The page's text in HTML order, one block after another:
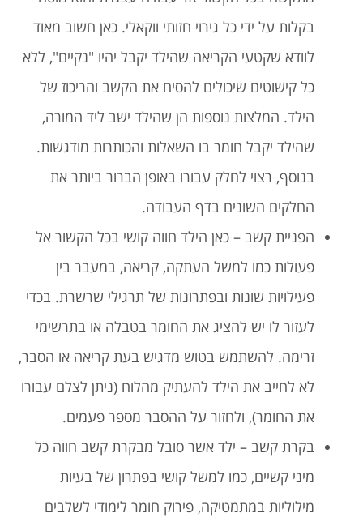
בקלות על ידי כל גירוי חזותי ווקאלי. כאן חשוב מאוד
לוודא שקטעי הקריאה שהילד יקבל יהיו "נקיים", ללא
כל קישוטים שיכולים להסיח את הקשב והריכוז של
הילד. המלצות נוספות הן שהילד ישב ליד המורה,
שהילד יקבל חומר בו השאלות והכותרות מודגשות.
בנוסף, רצוי לחלק עבורו באופן הברור ביותר את
החלקים השונים בדף העבודה.
הפניית קשב – כאן הילד חווה קושי בכל הקשור אל
פעולות כמו למשל העתקה, קריאה, במעבר בין
פעילויות שונות ובפתרונות של תרגילי שרשרת. בכדי
לעזור לו יש להציג את החומר בטבלה או בתרשימי
זרימה. להשתמש בטוש מדגיש בעת קריאה או הסבר,
לא לחייב את הילד להעתיק מהלוח (ניתן לצלם עבורו
את החומר), ולחזור על ההסבר מספר פעמים.
בקרת קשב – ילד אשר סובל מבקרת קשב חווה כל
מיני קשיים, כמו למשל קושי בפתרון של בעיות
מילוליות במתמטיקה, פירוק חומר לימודי לשלבים